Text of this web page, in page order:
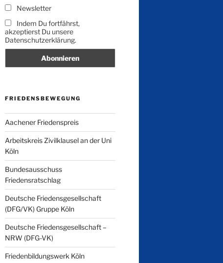
Newsletter
Indem Du fortfährst,
akzeptierst Du unsere
Datenschutzerklärung.
FRIEDENSBEWEGUNG
Aachener Friedenspreis
Arbeitskreis Zivilklausel an der Uni
Köln
Bundesausschuss
Friedensratschlag
Deutsche Friedensgesellschaft
(DFG/VK) Gruppe Köln
Deutsche Friedensgesellschaft –
NRW (DFG-VK)
Friedenbildungswerk Köln